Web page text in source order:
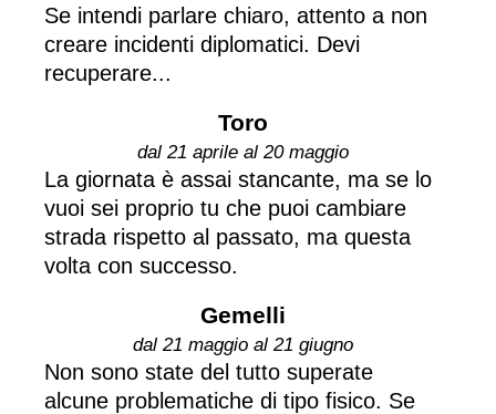
Se intendi parlare chiaro, attento a non
creare incidenti diplomatici. Devi
recuperare...
Toro
dal 21 aprile al 20 maggio
La giornata è assai stancante, ma se lo
vuoi sei proprio tu che puoi cambiare
strada rispetto al passato, ma questa
volta con successo.
Gemelli
dal 21 maggio al 21 giugno
Non sono state del tutto superate
alcune problematiche di tipo fisico. Se